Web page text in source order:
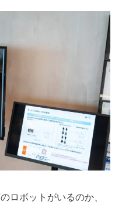
ロボットがいるのか、